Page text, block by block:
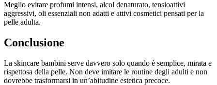
Meglio evitare profumi intensi, alcol denaturato, tensioattivi
aggressivi, oli essenziali non adatti e attivi cosmetici pensati per la
pelle adulta.
Conclusione
La skincare bambini serve davvero solo quando è semplice, mirata e
rispettosa della pelle. Non deve imitare le routine degli adulti e non
dovrebbe trasformarsi in un’abitudine estetica precoce.